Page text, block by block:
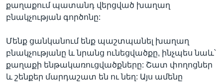
քաղաքում պատանդ վերցված խաղաղ
բնակչության գործոնը:
Մենք ցանկանում ենք պաշտպանել խաղաղ
բնակչությանը և նրանց ունեցվածքը, ինչպես նաև՝
քաղաքի ենթակառուցվածքները: Շատ փողոցներ
և շենքեր մարդաշատ են ու նեղ: Այս ամենը